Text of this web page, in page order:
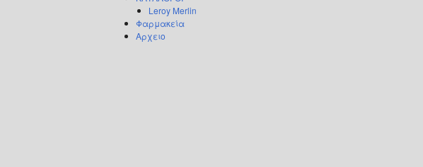
Leroy Merlin
Φαρμακεία
Αρχειο